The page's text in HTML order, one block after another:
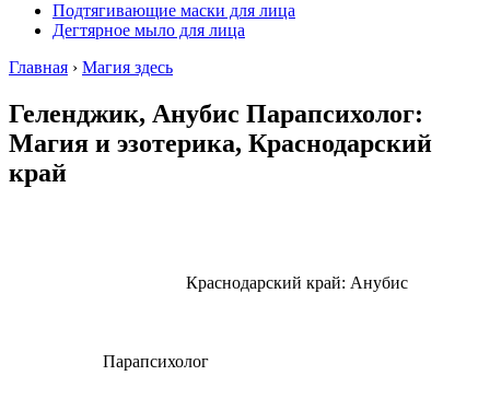
Подтягивающие маски для лица
Дегтярное мыло для лица
Главная › Магия здесь
Геленджик, Анубис Парапсихолог:
Магия и эзотерика, Краснодарский
край
Краснодарский край: Анубис
Парапсихолог